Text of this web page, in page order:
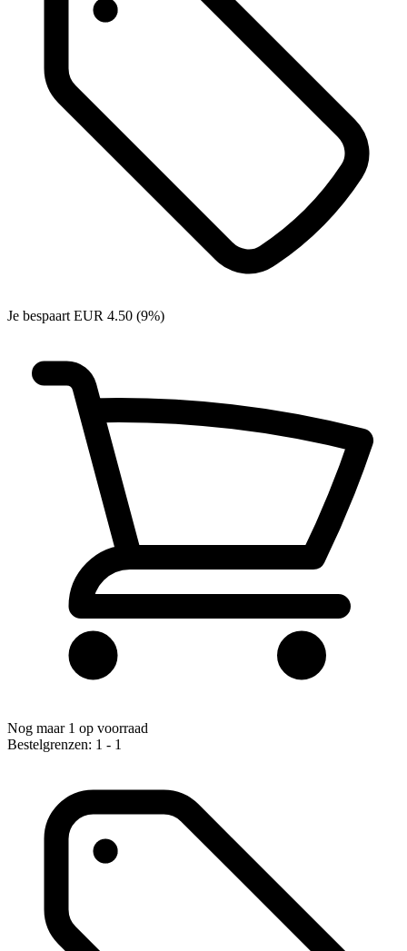
Je bespaart EUR 4.50 (9%)
Nog maar 1 op voorraad
Bestelgrenzen: 1 - 1